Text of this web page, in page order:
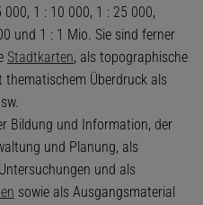
1 : 10 000, 1 : 25 000,
und 1 : 1 Mio. Sie sind ferner
Stadtkarten, als topographische
thematischem Überdruck als
Bildung und Information, der
und Planung, als
und als
sowie als Ausgangsmaterial